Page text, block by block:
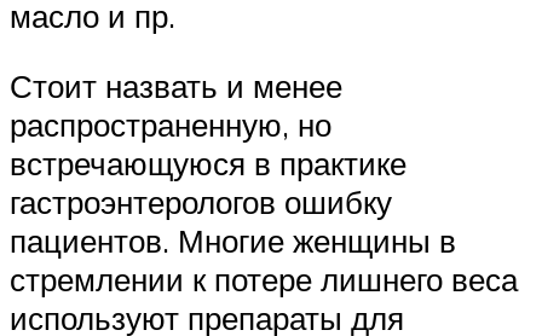
масло и пр.
Стоит назвать и менее
распространенную, но
встречающуюся в практике
гастроэнтерологов ошибку
пациентов. Многие женщины в
стремлении к потере лишнего веса
используют препараты для